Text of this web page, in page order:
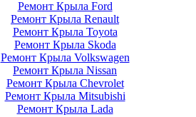
Ремонт Крыла Ford
Ремонт Крыла Renault
Ремонт Крыла Toyota
Ремонт Крыла Skoda
Ремонт Крыла Volkswagen
Ремонт Крыла Nissan
Ремонт Крыла Chevrolet
Ремонт Крыла Mitsubishi
Ремонт Крыла Lada